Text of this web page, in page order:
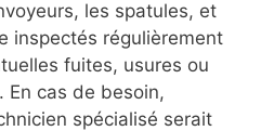
les spatules, et
inspectés régulièrement
fuites, usures ou
En cas de besoin,
spécialisé serait